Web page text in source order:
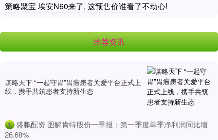
策略聚宝 埃安N60来了, 这预售价谁看了不动心!
推荐资讯
谋略天下 “一起守胃”胃癌患者关爱平台正式上
线，携手共筑患者支持新生态
1 ​盛鹏配资 图解肯特股份一季报：第一季度单季净利润同比增
26.68%